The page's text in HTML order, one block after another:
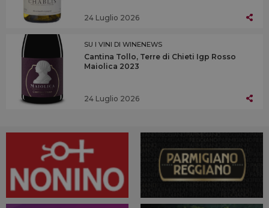
24 Luglio 2026
SU I VINI DI WINENEWS
Cantina Tollo, Terre di Chieti Igp Rosso
Maiolica 2023
24 Luglio 2026